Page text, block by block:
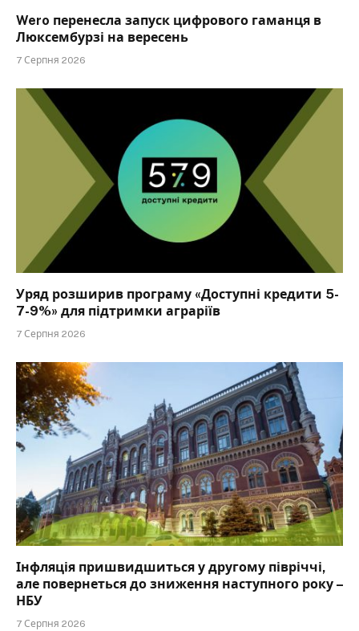
Wero перенесла запуск цифрового гаманця в
Люксембурзі на вересень
7 Серпня 2026
Уряд розширив програму «Доступні кредити 5-
7-9%» для підтримки аграріїв
7 Серпня 2026
Інфляція пришвидшиться у другому півріччі,
але повернеться до зниження наступного року –
НБУ
7 Серпня 2026